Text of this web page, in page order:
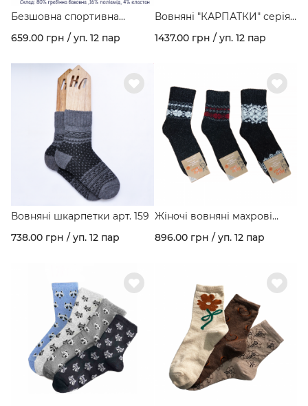
Безшовна спортивна
модель з гребінної бавовни
та махровим слідом арт.
659.00 грн / уп. 12 пар
Вовняні "КАРПАТКИ" серія
квіти арт. 160
1437.00 грн / уп. 12 пар
Вовняні шкарпетки арт. 159
738.00 грн / уп. 12 пар
Жіночі вовняні махрові
шкарпетки з орнаментом
арт. 158
896.00 грн / уп. 12 пар